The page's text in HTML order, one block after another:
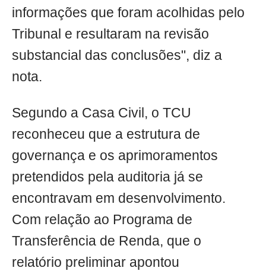
informações que foram acolhidas pelo
Tribunal e resultaram na revisão
substancial das conclusões", diz a
nota.
Segundo a Casa Civil, o TCU
reconheceu que a estrutura de
governança e os aprimoramentos
pretendidos pela auditoria já se
encontravam em desenvolvimento.
Com relação ao Programa de
Transferência de Renda, que o
relatório preliminar apontou